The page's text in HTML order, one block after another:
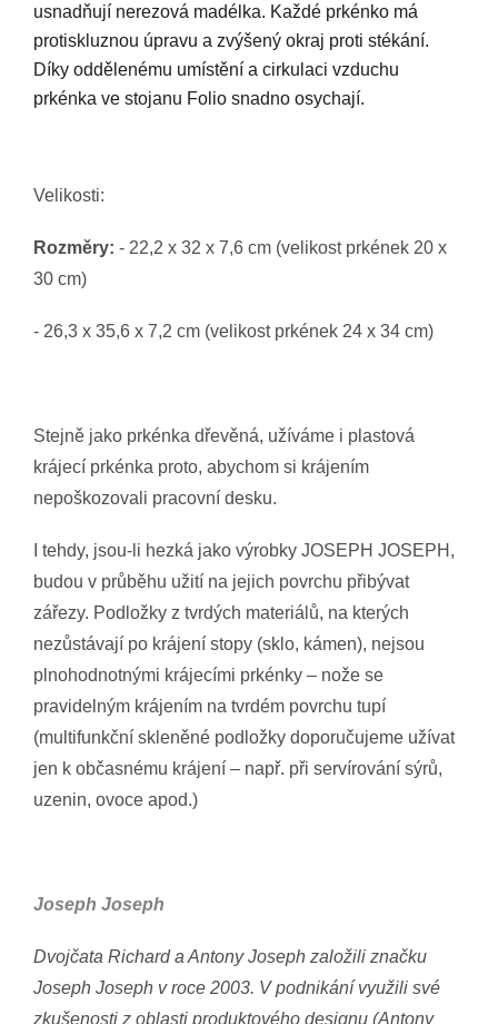
usnadňují nerezová madélka. Každé prkénko má
protiskluznou úpravu a zvýšený okraj proti stékání.
Díky oddělenému umístění a cirkulaci vzduchu
prkénka ve stojanu Folio snadno osychají.
Velikosti:
Rozměry: - 22,2 x 32 x 7,6 cm (velikost prkének 20 x
30 cm)
- 26,3 x 35,6 x 7,2 cm (velikost prkének 24 x 34 cm)
Stejně jako prkénka dřevěná, užíváme i plastová
krájecí prkénka proto, abychom si krájením
nepoškozovali pracovní desku.
I tehdy, jsou-li hezká jako výrobky JOSEPH JOSEPH,
budou v průběhu užití na jejich povrchu přibývat
zářezy. Podložky z tvrdých materiálů, na kterých
nezůstávají po krájení stopy (sklo, kámen), nejsou
plnohodnotnými krájecími prkénky – nože se
pravidelným krájením na tvrdém povrchu tupí
(multifunkční skleněné podložky doporučujeme užívat
jen k občasnému krájení – např. při servírování sýrů,
uzenin, ovoce apod.)
Joseph Joseph
Dvojčata Richard a Antony Joseph založili značku
Joseph Joseph v roce 2003. V podnikání využili své
zkušenosti z oblasti produktového designu (Antony